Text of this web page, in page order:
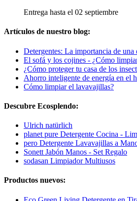
Entrega hasta el 02 septiembre
Artículos de nuestro blog:
Detergentes: La importancia de
El sofá y los cojines - ¿Cómo
¿Cómo proteger tu casa de los
Ahorro inteligente de energía en el
Cómo limpiar el lavavajillas?
Descubre Ecosplendo:
Ulrich natürlich
planet pure Detergente Cocina -
pero Detergente Lavavajillas a
Sonett Jabón Manos - Set Regalo
sodasan Limpiador Multiusos
Productos nuevos: